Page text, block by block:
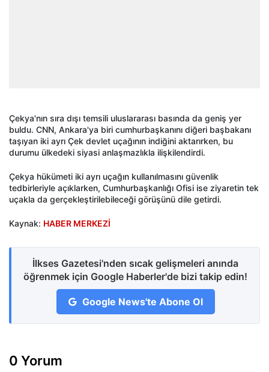
Çekya'nın sıra dışı temsili uluslararası basında da geniş yer
buldu. CNN, Ankara'ya biri cumhurbaşkanını diğeri başbakanı
taşıyan iki ayrı Çek devlet uçağının indiğini aktarırken, bu
durumu ülkedeki siyasi anlaşmazlıkla ilişkilendirdi.
Çekya hükümeti iki ayrı uçağın kullanılmasını güvenlik
tedbirleriyle açıklarken, Cumhurbaşkanlığı Ofisi ise ziyaretin tek
uçakla da gerçekleştirilebileceği görüşünü dile getirdi.
Kaynak: HABER MERKEZİ
İlkses Gazetesi'nden sıcak gelişmeleri anında
öğrenmek için Google Haberler'de bizi takip edin!
Google News'te Abone Ol
0 Yorum